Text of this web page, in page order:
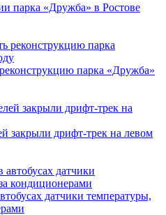
парка «Дружба» в Ростове
парка «Дружба»
закрыли дрифт-трек на левом
датчики температуры,